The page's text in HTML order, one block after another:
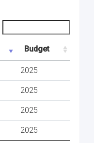
Budget
2025
2025
2025
2025